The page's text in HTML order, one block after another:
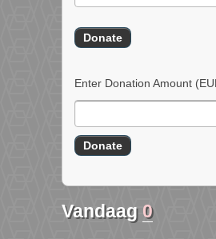
Enter Donation Amount
Vandaag 0